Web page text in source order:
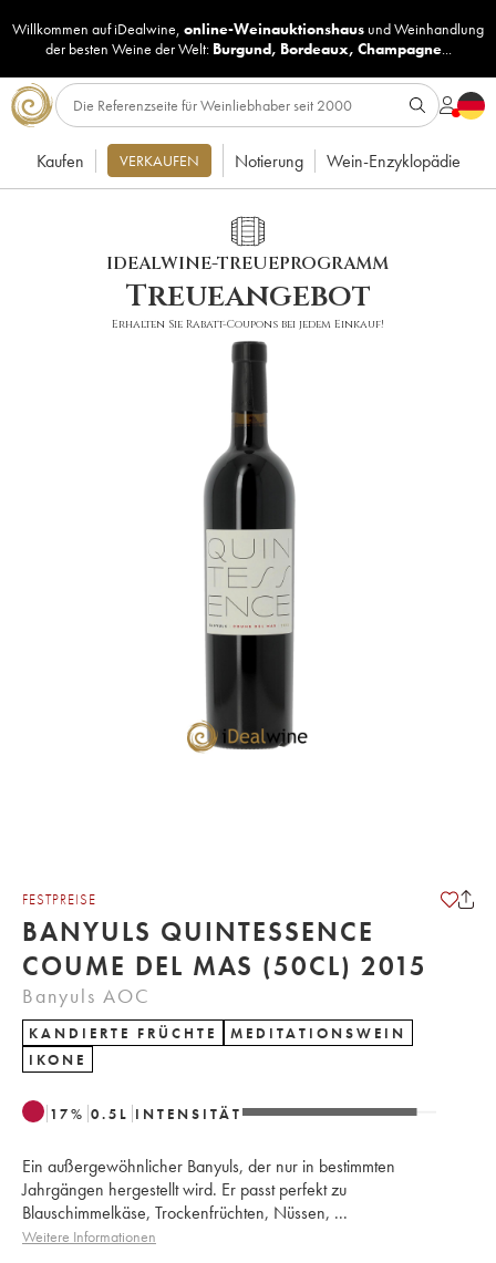
Willkommen auf iDealwine, online-Weinauktionshaus undWeinhandlung
der besten Weine der Welt: Burgund, Bordeaux, Champagne...
Kaufen VERKAUFEN Notierung Wein-Enzyklopädie
IDEALWINE-TREUEPROGRAMM
Treueangebot
Erhalten Sie Rabatt-Coupons bei jedem Einkauf!
FESTPREISE
BANYULS QUINTESSENCE
COUME DEL MAS (50CL) 2015
Banyuls AOC
KANDIERTE FRÜCHTE
MEDITATIONSWEIN
IKONE
17% 0.5 L INTENSITÄT
Ein außergewöhnlicher Banyuls, der nur in bestimmten
Jahrgängen hergestellt wird. Er passt perfekt zu
Blauschimmelkäse, Trockenfrüchten, Nüssen, ...
Weitere Informationen